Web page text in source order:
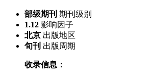
部级期刊 期刊级别
1.12 影响因子
北京 出版地区
旬刊 出版周期
收录信息：